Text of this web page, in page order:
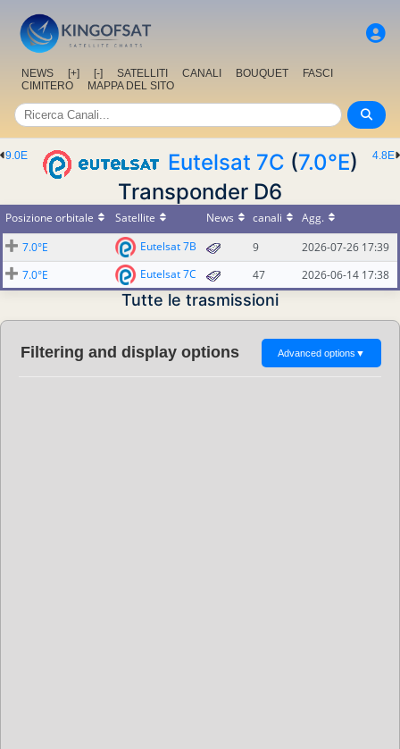
NEWS [+] [-] SATELLITI CANALI BOUQUET
FASCI
CIMITERO
MAPPA DEL SITO
4.8E
9.0E Eutelsat 7C (7.0°E)
Transponder D6
Posizione orbitale Satellite News canali
Agg.
7.0°E
Eutelsat 7B 9
2026-07-26 17:39
7.0°E
Eutelsat 7C 47 2026-06-14 17:38
Tutte le trasmissioni
Filtering and display options Advanced options ▼